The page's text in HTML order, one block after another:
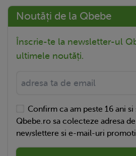
Noutăți de la Qbebe
Înscrie-te la newsletter-ul
ultimele noutăți.
Confirm ca am peste 16 ani
Qbebe.ro sa colecteze adresa
newslettere si e-mail-uri